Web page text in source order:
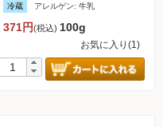
冷蔵 アレルゲン:牛乳
371円(税込) 100g
お気に入り(1)